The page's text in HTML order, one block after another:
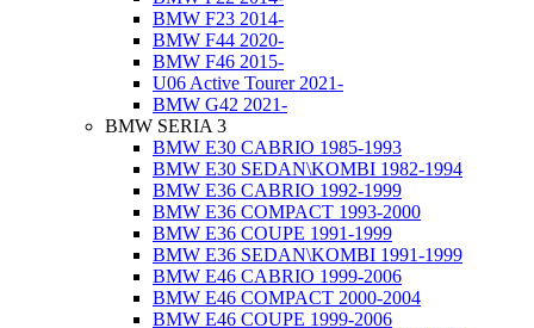
BMW F23 2014-
BMW F44 2020-
BMW F46 2015-
U06 Active Tourer 2021-
BMW G42 2021-
BMW SERIA 3
BMW E30 CABRIO 1985-1993
BMW E30 SEDAN\KOMBI 1982-1994
BMW E36 CABRIO 1992-1999
BMW E36 COMPACT 1993-2000
BMW E36 COUPE 1991-1999
BMW E36 SEDAN\KOMBI 1991-1999
BMW E46 CABRIO 1999-2006
BMW E46 COMPACT 2000-2004
BMW E46 COUPE 1999-2006